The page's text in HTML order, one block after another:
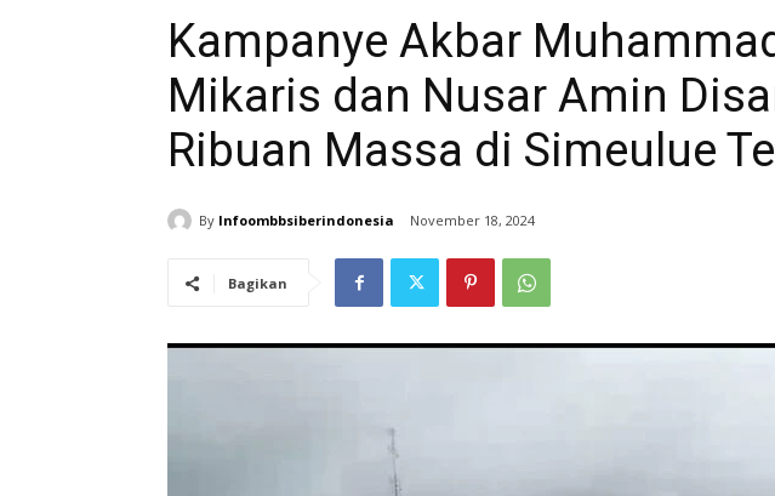
Kampanye Akbar
Mikaris dan Nusar Amin
Ribuan Massa di Simeulue
By Infoombbsiberindonesia November 18, 2024
Bagikan